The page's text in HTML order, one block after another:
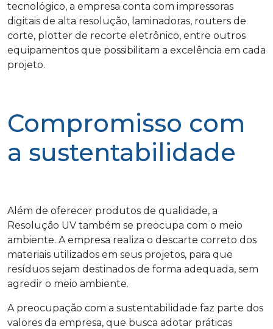
tecnológico, a empresa conta com impressoras
digitais de alta resolução, laminadoras, routers de
corte, plotter de recorte eletrônico, entre outros
equipamentos que possibilitam a excelência em cada
projeto.
Compromisso com
a sustentabilidade
Além de oferecer produtos de qualidade, a
Resolução UV também se preocupa com o meio
ambiente. A empresa realiza o descarte correto dos
materiais utilizados em seus projetos, para que
resíduos sejam destinados de forma adequada, sem
agredir o meio ambiente.
A preocupação com a sustentabilidade faz parte dos
valores da empresa, que busca adotar práticas